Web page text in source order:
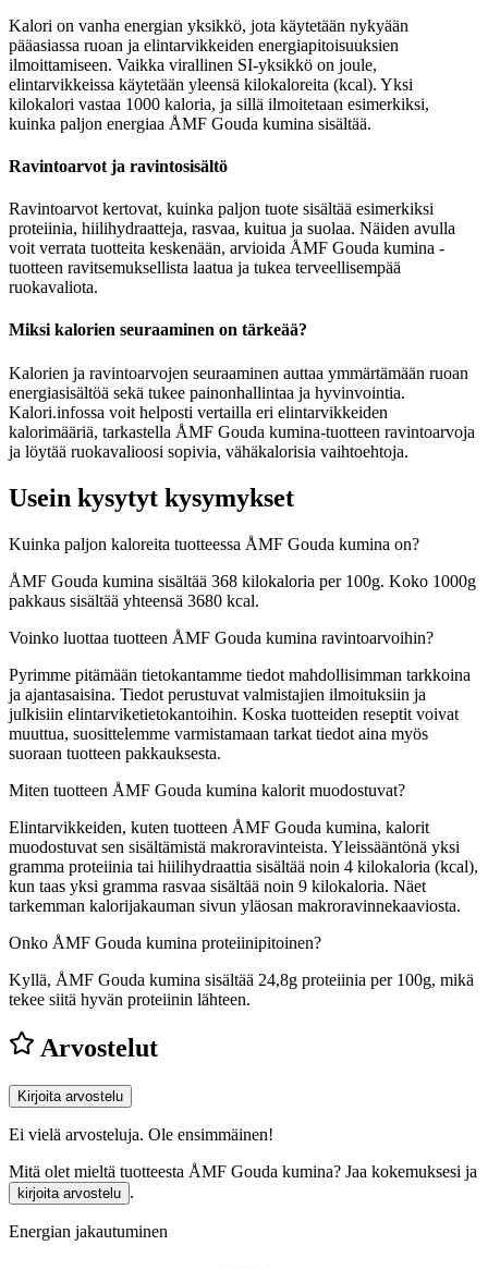
Kalori on vanha energian yksikkö, jota käytetään nykyään
pääasiassa ruoan ja elintarvikkeiden energiapitoisuuksien
ilmoittamiseen. Vaikka virallinen SI-yksikkö on joule,
elintarvikkeissa käytetään yleensä kilokaloreita (kcal). Yksi
kilokalori vastaa 1000 kaloria, ja sillä ilmoitetaan esimerkiksi,
kuinka paljon energiaa ÅMF Gouda kumina sisältää.
Ravintoarvot ja ravintosisältö
Ravintoarvot kertovat, kuinka paljon tuote sisältää esimerkiksi
proteiinia, hiilihydraatteja, rasvaa, kuitua ja suolaa. Näiden avulla
voit verrata tuotteita keskenään, arvioida ÅMF Gouda kumina -
tuotteen ravitsemuksellista laatua ja tukea terveellisempää
ruokavaliota.
Miksi kalorien seuraaminen on tärkeää?
Kalorien ja ravintoarvojen seuraaminen auttaa ymmärtämään ruoan
energiasisältöä sekä tukee painonhallintaa ja hyvinvointia.
Kalori.infossa voit helposti vertailla eri elintarvikkeiden
kalorimääriä, tarkastella ÅMF Gouda kumina-tuotteen ravintoarvoja
ja löytää ruokavalioosi sopivia, vähäkalorisia vaihtoehtoja.
Usein kysytyt kysymykset
Kuinka paljon kaloreita tuotteessa ÅMF Gouda kumina on?
ÅMF Gouda kumina sisältää 368 kilokaloria per 100g. Koko 1000g
pakkaus sisältää yhteensä 3680 kcal.
Voinko luottaa tuotteen ÅMF Gouda kumina ravintoarvoihin?
Pyrimme pitämään tietokantamme tiedot mahdollisimman tarkkoina
ja ajantasaisina. Tiedot perustuvat valmistajien ilmoituksiin ja
julkisiin elintarviketietokantoihin. Koska tuotteiden reseptit voivat
muuttua, suosittelemme varmistamaan tarkat tiedot aina myös
suoraan tuotteen pakkauksesta.
Miten tuotteen ÅMF Gouda kumina kalorit muodostuvat?
Elintarvikkeiden, kuten tuotteen ÅMF Gouda kumina, kalorit
muodostuvat sen sisältämistä makroravinteista. Yleissääntönä yksi
gramma proteiinia tai hiilihydraattia sisältää noin 4 kilokaloria (kcal),
kun taas yksi gramma rasvaa sisältää noin 9 kilokaloria. Näet
tarkemman kalorijakauman sivun yläosan makroravinnekaaviosta.
Onko ÅMF Gouda kumina proteiinipitoinen?
Kyllä, ÅMF Gouda kumina sisältää 24,8g proteiinia per 100g, mikä
tekee siitä hyvän proteiinin lähteen.
Arvostelut
Kirjoita arvostelu
Ei vielä arvosteluja. Ole ensimmäinen!
Mitä olet mieltä tuotteesta ÅMF Gouda kumina? Jaa kokemuksesi ja
kirjoita arvostelu .
Energian jakautuminen